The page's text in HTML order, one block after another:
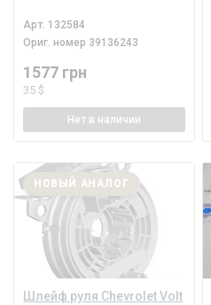
Арт. 132584
Ориг. номер 39136243
1577 грн
35 $
Нет в наличии
Шлейф руля Chevrolet Volt
НОВЫЙ АНАЛОГ